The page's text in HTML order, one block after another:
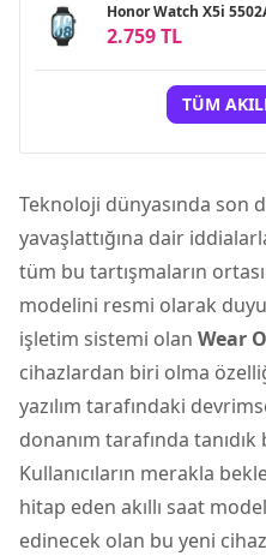
Honor Watch X5i
2.759 TL
TÜM
Teknoloji dünyasında son
yavaşlattığına dair
tüm bu tartışmaların
modelini resmi olarak
işletim sistemi olan Wear
cihazlardan biri olma
yazılım tarafındaki
donanım tarafında
Kullanıcıların merakla
hitap eden akıllı saat
edinecek olan bu yeni